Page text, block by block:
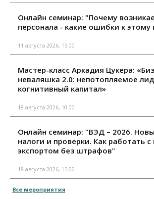
Онлайн семинар: "Почему
персонала - какие ошибки к этому
11 августа 2026, 15:00
Мастер-класс Аркадия Цукера:
неваляшка 2.0: непотопляемое
когнитивный капитал»
18 августа 2026, 10:00
Онлайн семинар: "ВЭД – 2026.
налоги и проверки. Как работать
экспортом без штрафов"
18 августа 2026, 15:00
Все мероприятия